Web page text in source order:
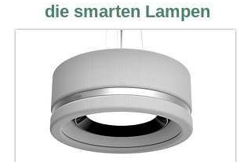
die smarten Lampen